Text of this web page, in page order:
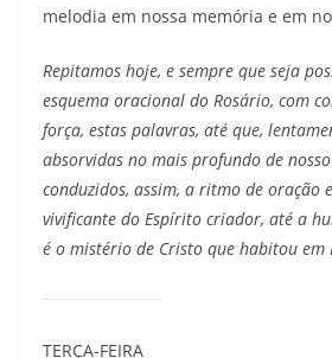
melodia em nossa memória e em
Repitamos hoje, e sempre que seja
esquema oracional do Rosário, com
força, estas palavras, até que,
absorvidas no mais profundo de
conduzidos, assim, a ritmo de oração
vivificante do Espírito criador, até a
é o mistério de Cristo que habitou em
TERÇA-FEIRA